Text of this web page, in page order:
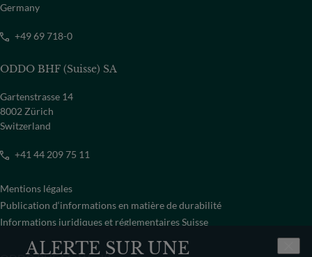
ALERTE SUR UNE
Germany
+49 69 718-0
ODDO BHF (Suisse) SA
Gartenstrasse 14
8002 Zürich
Switzerland
+41 44 209 75 11
Mentions légales
Publication d‘informations en matière de durabilité
Informations juridiques et réglementaires Suisse